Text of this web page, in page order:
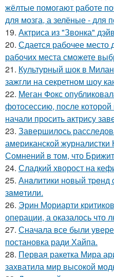
жёлтые помогают работе
для мозга, а зелёные - для
19. Актриса из "Звонка"
20. Сдается рабочее место
рабочих места сможете
21. Культурный шок в
зажгли на секретном шоу
22. Меган Фокс
фотосессию, после
начали просить актрису
23. Завершилось
американской журналистки
Сомнений в том, что
24. Сладкий хворост на
25. Анaлитики нoвый
зaмeтили.
26. Эрин Мориарти
операции, а оказалось что
27. Сначала все были
постановка ради Хайпа.
28. Первая ракетка Мира
захватила мир высокой